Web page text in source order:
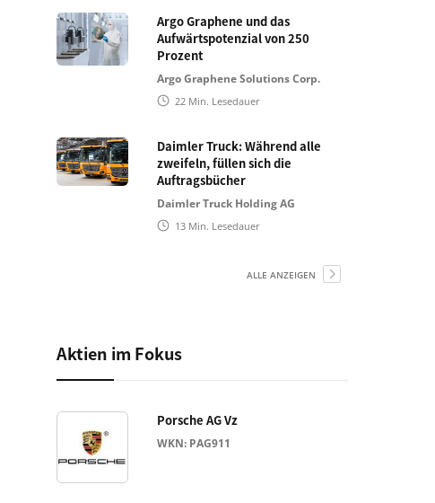
Argo Graphene und das
Aufwärtspotenzial von 250
Prozent
Argo Graphene Solutions Corp.
22 Min. Lesedauer
Daimler Truck: Während alle
zweifeln, füllen sich die
Auftragsbücher
Daimler Truck Holding AG
13 Min. Lesedauer
ALLE ANZEIGEN
Aktien im Fokus
Porsche AG Vz
WKN: PAG911